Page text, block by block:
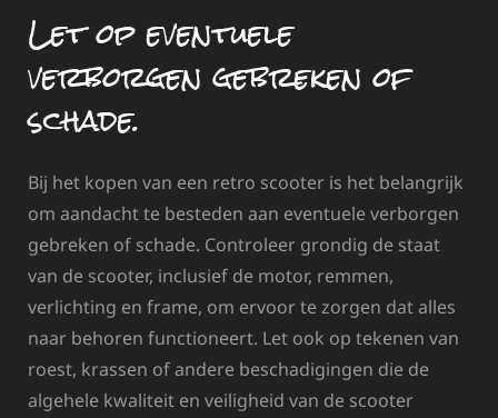
Let op eventuele
verborgen gebreken of
schade.
Bij het kopen van een retro scooter is het belangrijk
om aandacht te besteden aan eventuele verborgen
gebreken of schade. Controleer grondig de staat
van de scooter, inclusief de motor, remmen,
verlichting en frame, om ervoor te zorgen dat alles
naar behoren functioneert. Let ook op tekenen van
roest, krassen of andere beschadigingen die de
algehele kwaliteit en veiligheid van de scooter